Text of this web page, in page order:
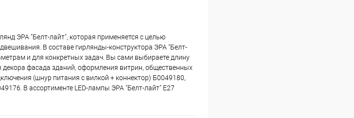
ЭРА "Белт-лайт", которая применяется с целью
В составе гирлянды-конструктора ЭРА "Белт-
и для конкретных задач. Вы сами выбираете длину
декора фасада зданий, оформления витрин, общественных
(шнур питания с вилкой + коннектор) Б0049180,
В ассортименте LED-лампы ЭРА "Белт-лайт" E27